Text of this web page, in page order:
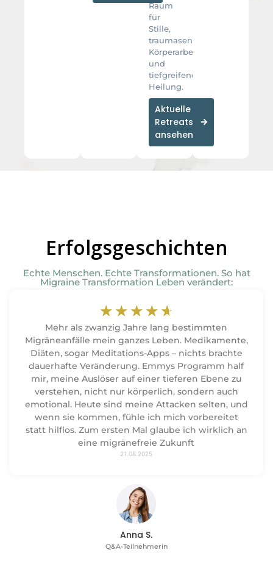
Raum
für
Stille,
traumasensitive
Körperarbeit
und
tiefgreifende
Heilung.
Aktuelle
Retreats
ansehen
Erfolgsgeschichten
Echte Menschen. Echte Transformationen. So hat
Migraine Transformation Leben verändert:
Anna S.
Q&A-Teilnehmerin
☆ ☆ ☆ ☆ ☆
Mehr als zwanzig Jahre lang bestimmten
Migräneanfälle mein ganzes Leben. Medikamente,
Diäten, sogar Meditations-Apps – nichts brachte
dauerhafte Veränderung. Emmys Programm half
mir, meine Auslöser auf einer tieferen Ebene zu
verstehen, nicht nur körperlich, sondern auch
emotional. Heute sind meine Attacken selten, und
wenn sie kommen, fühle ich mich vorbereitet
statt hilflos. Zum ersten Mal glaube ich wirklich an
eine migränefreie Zukunft
21.08.2025